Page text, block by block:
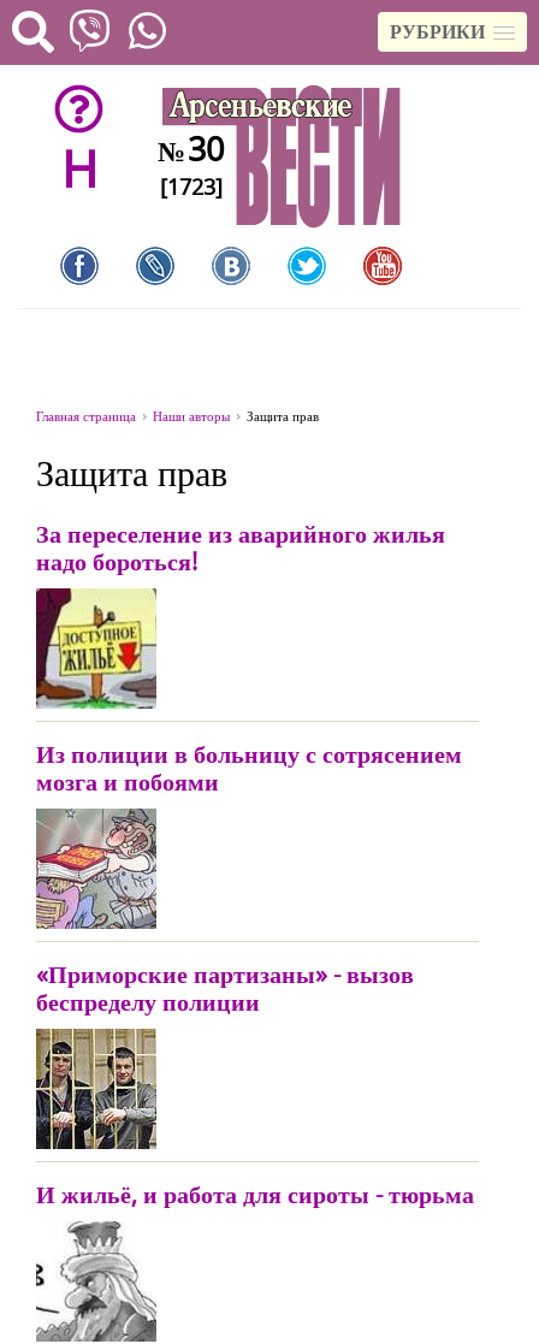
РУБРИКИ
H №30
[1723]
Главная страница Наши авторы Защита прав
Защита прав
За переселение из аварийного жилья
надо бороться!
Из полиции в больницу с сотрясением
мозга и побоями
«Приморские партизаны» - вызов
беспределу полиции
И жильё, и работа для сироты - тюрьма